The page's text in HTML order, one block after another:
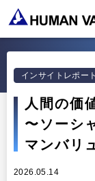
会社からのお知
プライバシーポ
採用について
リーダーシップ
出版
プラクティショ
リサーチ
Stories
イベント・セミ
リサーチ
出版
その他
インサイトレポート
人間の価
〜ソーシ
マンバリ
2026.05.14